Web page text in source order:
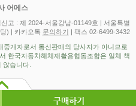
구매하기
어메스
고 : 제 2024-서울강남-01149호 | 서울특별
) | 카카오톡 문의하기 | 팩스 02-6499-3432
개자로서 통신판매의 당사자가 아니므로
한국자동차해체재활용협동조합은 일체 책
않습니다.